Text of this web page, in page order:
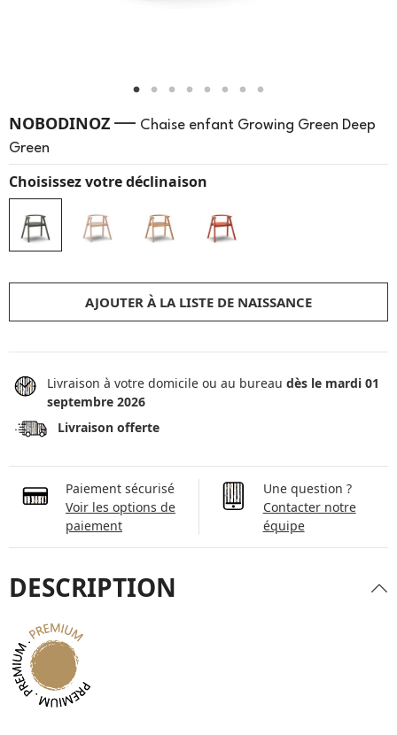
NOBODINOZ — Chaise enfant Growing Green Deep
Green
Choisissez votre déclinaison
AJOUTER À LA LISTE DE NAISSANCE
Livraison à votre domicile ou au bureau dès le mardi 01
septembre 2026
Livraison offerte
Paiement sécurisé
Voir les options de
paiement
Une question ?
Contacter notre
équipe
DESCRIPTION